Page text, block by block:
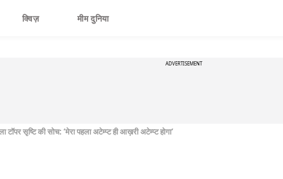
क्विज़ मीम दुनिया
ADVERTISEMENT
टॉपर सृष्टि की सोच: ‘मेरा पहला अटेम्प्ट ही आख़री अटेम्प्ट होगा’